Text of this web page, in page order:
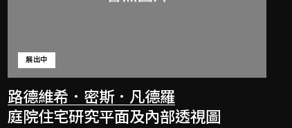
路德維希．密斯．凡德羅
展出中
庭院住宅研究平面及內部透視圖